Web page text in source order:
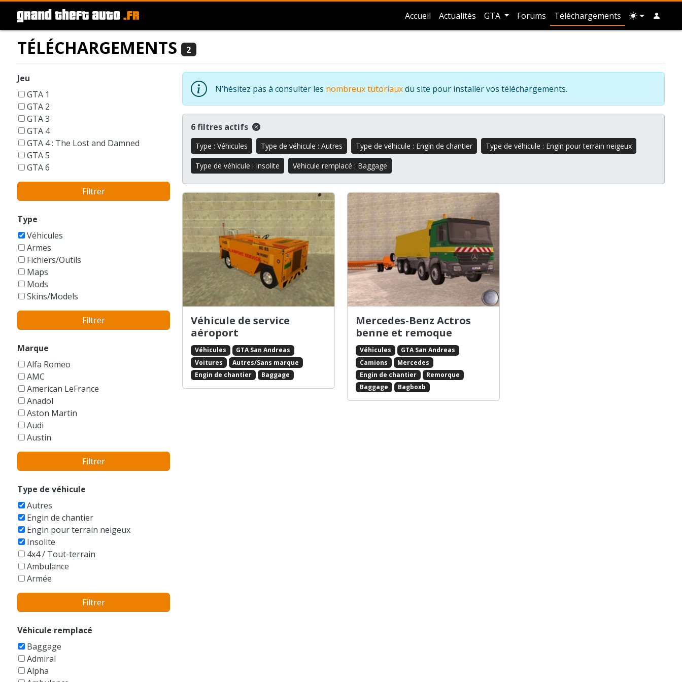
Accueil Actualités GTA Forums Téléchargements
TÉLÉCHARGEMENTS 2
Jeu
GTA 1
GTA 2
GTA 3
GTA 4
GTA 4 : The Lost and Damned
GTA 5
GTA 6
GTA Liberty City Stories
GTA London 1969
GTA San Andreas
GTA Vice City
Filtrer
Type
Véhicules
Armes
Fichiers/Outils
Maps
Mods
Skins/Models
Filtrer
Marque
Alfa Romeo
AMC
American LeFrance
Anadol
Aston Martin
Audi
Austin
Autres/Sans marque
BMW
Bobcat
Bucegi
Buell
Bugatti
Buick
Cadillac
Caterham
Caterpillar
Champion
Chrysler
Citroen
Dacia
Daewoo
Filtrer
Type de véhicule
Autres
Engin de chantier
Engin pour terrain neigeux
Insolite
4x4 / Tout-terrain
Ambulance
Armée
Auto-tamponneuse
Balayeuse
Bateaux
Bicyclettes
Break
Buggy
Filtrer
Véhicule remplacé
Baggage
Admiral
Alpha
N’hésitez pas à consulter les nombreux tutoriauxdu site pour installer vos téléchargements.
6 filtres actifs
Type : Véhicules Type de véhicule : Autres Type de véhicule : Engin de chantier Type de véhicule : Engin pour terrain neigeux
Type de véhicule : Insolite Véhicule remplacé : Baggage
Véhicule de service
aéroport
Véhicules
GTA San Andreas
Voitures
Autres/Sans marque
Engin de chantier
Baggage
Mercedes-Benz Actros
benne et remoque
Véhicules
GTA San Andreas
Camions
Mercedes
Engin de chantier
Remorque
Baggage
Bagboxb